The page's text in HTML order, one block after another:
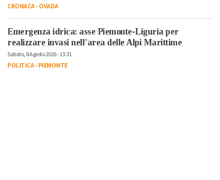
CRONACA-OVADA
Emergenza idrica: asse Piemonte-Liguria per
realizzare invasi nell’area delle Alpi Marittime
Sabato, 8 Agosto 2026 - 13:31
POLITICA-PIEMONTE